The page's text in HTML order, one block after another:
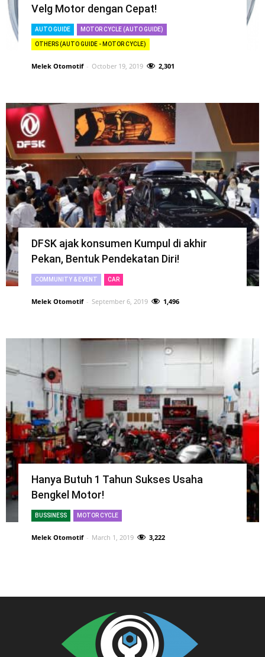
Velg Motor dengan Cepat!
AUTO GUIDE MOTOR CYCLE (AUTO GUIDE)
OTHERS (AUTO GUIDE - MOTOR CYCLE)
Melek Otomotif - October 19, 2019 2,301
DFSK ajak konsumen Kumpul di akhir
Pekan, Bentuk Pendekatan Diri!
COMMUNITY & EVENT CAR
Melek Otomotif - September 6, 2019 1,496
Hanya Butuh 1 Tahun Sukses Usaha
Bengkel Motor!
BUSSINESS MOTOR CYCLE
Melek Otomotif - March 1, 2019 3,222